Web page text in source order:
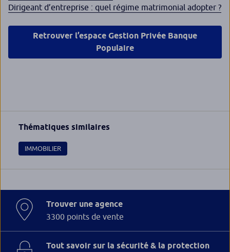
Dirigeant d’entreprise : quel régime matrimonial adopter ?
Retrouver l’espace Gestion Privée Banque
Populaire
Thématiques similaires
IMMOBILIER
Trouver une agence
3300 points de vente
Tout savoir sur la sécurité & la protection